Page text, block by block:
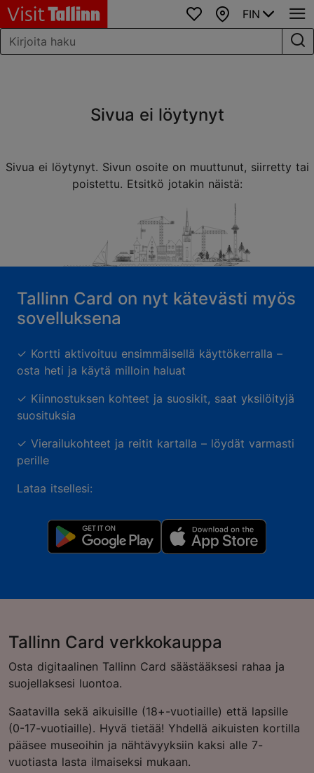
SuosikitKartta
FIN
Sivua ei löytynyt
Sivua ei löytynyt. Sivun osoite on muuttunut, siirretty tai
poistettu. Etsitkö jotakin näistä:
Tallinn Card on nyt kätevästi myös
sovelluksena
✓ Kortti aktivoituu ensimmäisellä käyttökerralla –
osta heti ja käytä milloin haluat
✓ Kiinnostuksen kohteet ja suosikit, saat yksilöityjä
suosituksia
✓ Vierailukohteet ja reitit kartalla – löydät varmasti
perille
Lataa itsellesi:
Tallinn Card verkkokauppa
Osta digitaalinen Tallinn Card säästääksesi rahaa ja
suojellaksesi luontoa.
Saatavilla sekä aikuisille (18+-vuotiaille) että lapsille
(0-17-vuotiaille). Hyvä tietää! Yhdellä aikuisten kortilla
pääsee museoihin ja nähtävyyksiin kaksi alle 7-
vuotiasta lasta ilmaiseksi mukaan.